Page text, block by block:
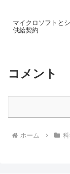
マイクロソフトと
供給契約
コメント
ホーム